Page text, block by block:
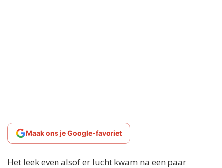
Maak ons je Google-favoriet
Het leek even alsof er lucht kwam na een paar